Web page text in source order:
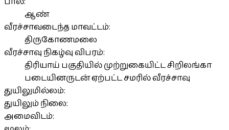
ஆண்
வீரச்சாவடைந்த மாவட்டம்:
திருகோணமலை
வீரச்சாவு நிகழ்வு விபரம்:
திரியாய் பகுதியில் முற்றுகையிட்ட சிறிலங்கா
படையினருடன் ஏற்பட்ட சமரில் வீரச்சாவு
துயிலுமில்லம்:
துயிலும் நிலை:
அமைவிடம்: